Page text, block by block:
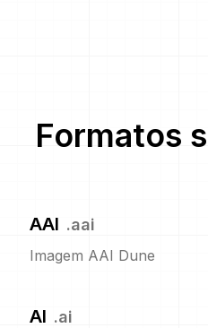
Formatos
AAI .aai
Imagem AAI Dune
AI .ai